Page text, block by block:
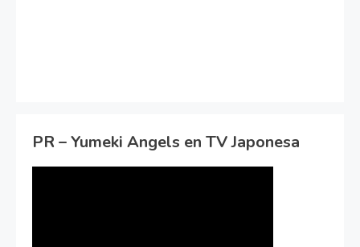
PR – Yumeki Angels en TV Japonesa